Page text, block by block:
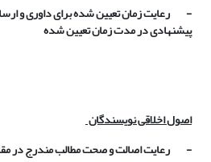
- رعایت زمان تعیین شده برای داوری و
پیشنهادی در مدت زمان تعیین شده
اصول اخلاقی نویسندگان
- رعایت اصالت و صحت مطالب مندرج در